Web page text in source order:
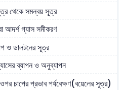
থেকে সমন্বয় সূত্র
আদর্শ গ্যাস সমীকরণ
ও ডালটনের সূত্র
ব্যাপন ও অনুব্যাপন
চাপের প্রভাব পর্যবেক্ষণ(বয়েলের সূত্র)